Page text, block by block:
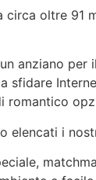
circa oltre 91
anziano
sfidare
romantico
elencati i